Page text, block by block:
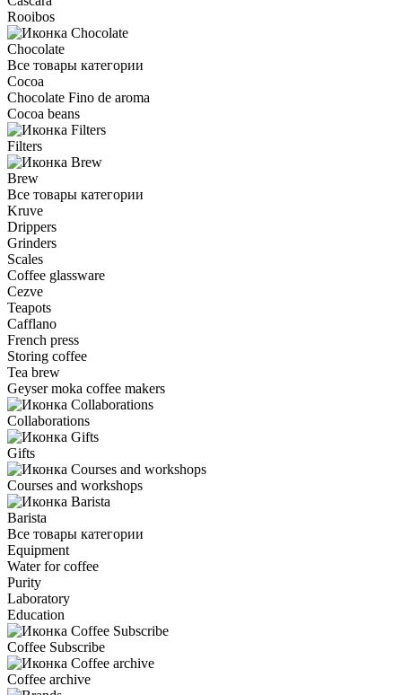
Rooibos
Chocolate
Все товары категории
Cocoa
Chocolate Fino de aroma
Cocoa beans
Filters
Brew
Все товары категории
Kruve
Drippers
Grinders
Scales
Coffee glassware
Cezve
Teapots
Cafflano
French press
Storing coffee
Tea brew
Geyser moka coffee makers
Collaborations
Gifts
Courses and workshops
Barista
Все товары категории
Equipment
Water for coffee
Purity
Laboratory
Education
Coffee Subscribe
Coffee archive